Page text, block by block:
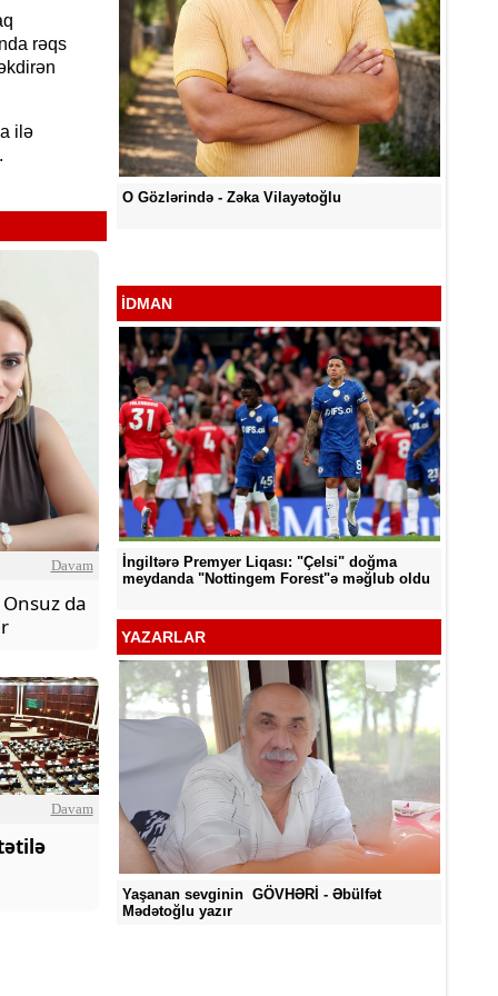
rəqs
ilə
Davam
da
Davam
O Gözlərində - Zəka Vilayətoğlu
İDMAN
edildi
İngiltərə Premyer Liqası: "Çelsi" doğma
meydanda "Nottingem Forest"ə məğlub oldu
YAZARLAR
Yaşanan sevginin GÖVHƏRİ - Əbülfət
Mədətoğlu yazır